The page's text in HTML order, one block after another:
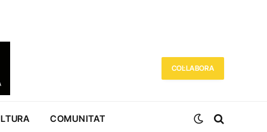
COL·LABORA
COMUNITAT